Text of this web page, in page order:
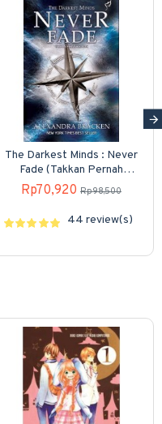
The Darkest Minds : Never
Fade (Takkan Pernah
Pudar)
Rp70,920 Rp98,500
44 review(s)